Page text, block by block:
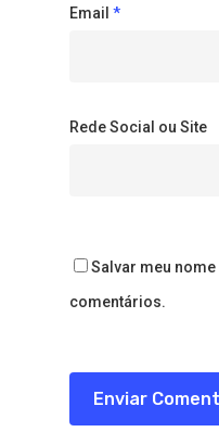
Email *
Rede Social ou Site
Salvar meu
comentários.